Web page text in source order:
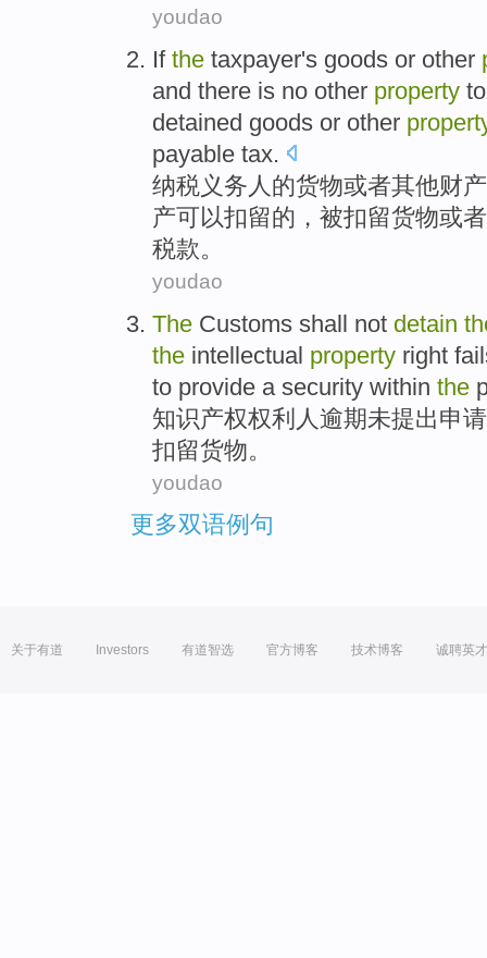
youdao
If the taxpayer's goods or other
and there is no other property
detained goods or other
payable tax.
纳税义务人 的货物或者其他财产
产可以扣留的 ，被扣留货物或
税款。
youdao
The Customs shall not detain
the intellectual property right
to provide a security within the
知识产权权利人 逾期未提出申请
扣留货物。
youdao
更多双语例句
关于有道 Investors 有道智选 官方博客 技术博客 诚聘英才